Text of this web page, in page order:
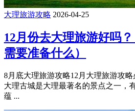
大理旅游攻略 2026-04-25
12月份去大理旅游好吗
需要准备什么）
8月底大理旅游攻略12月大理旅游攻
大理古城是大理最著名的景点之一，
蕴 ...